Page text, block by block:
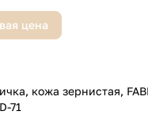
цена
кожа зернистая, FABRETTI
71